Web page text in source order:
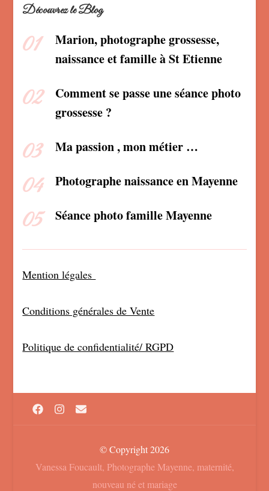
Découvrez le Blog
Marion, photographe grossesse,
naissance et famille à St Etienne
Comment se passe une séance photo
grossesse ?
Ma passion , mon métier …
Photographe naissance en Mayenne
Séance photo famille Mayenne
Mention légales
Conditions générales de Vente
Politique de confidentialité/ RGPD
© Copyright 2026
Vanessa Foucault, Photographe Mayenne, maternité,
nouveau né et mariage